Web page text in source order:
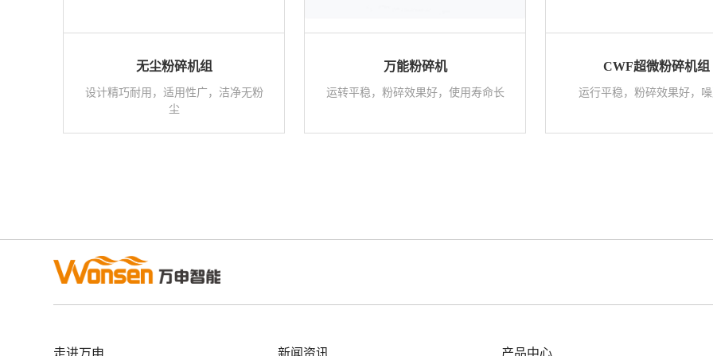
无尘粉碎机组
设计精巧耐用，适用性广，洁净无粉
尘
万能粉碎机
运转平稳，粉碎效果好，使用寿命长
CWF超微粉碎机组
运行平稳，粉碎效果好，
走进万申 新闻资讯 产品中心